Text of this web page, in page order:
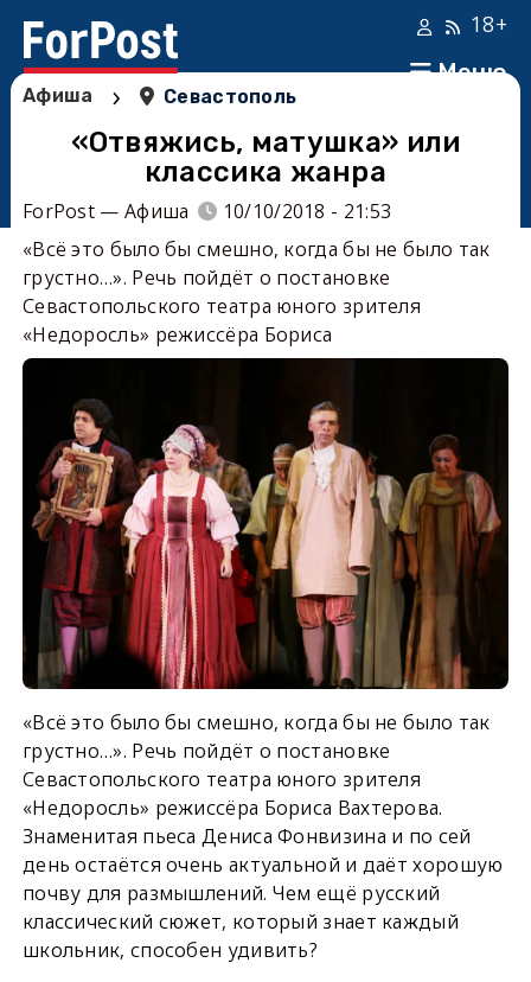
Меню
18+
Афиша › Севастополь
«Отвяжись, матушка» или
классика жанра
ForPost — Афиша
10/10/2018 - 21:53
«Всё это было бы смешно, когда бы не было так
грустно…». Речь пойдёт о постановке
Севастопольского театра юного зрителя
«Недоросль» режиссёра Бориса
«Всё это было бы смешно, когда бы не было так
грустно…». Речь пойдёт о постановке
Севастопольского театра юного зрителя
«Недоросль» режиссёра Бориса Вахтерова.
Знаменитая пьеса Дениса Фонвизина и по сей
день остаётся очень актуальной и даёт хорошую
почву для размышлений. Чем ещё русский
классический сюжет, который знает каждый
школьник, способен удивить?